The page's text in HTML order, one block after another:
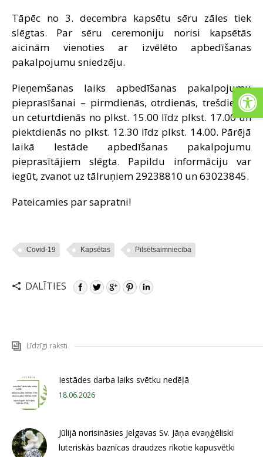
Tāpēc no 3. decembra kapsētu sēru zāles tiek
slēgtas. Par sēru ceremoniju norisi kapsētās
aicinām vienoties ar izvēlēto apbedīšanas
pakalpojumu sniedzēju.
Pieņemšanas laiks apbedīšanas pakalpojumu
pieprasīšanai – pirmdienās, otrdienās, trešdienās
un ceturtdienās no plkst. 15.00 līdz plkst. 17.00 un
piektdienās no plkst. 12.30 līdz plkst. 14.00. Pārējā
laikā Iestāde apbedīšanas pakalpojumu
pieprasītājiem slēgta. Papildu informāciju var
iegūt, zvanot uz tālruņiem 29238810 un 63023845.
Pateicamies par sapratni!
Covid-19 Kapsētas Pilsētsaimniecība
DALĪTIES
Līdzīgi raksti
Iestādes darba laiks svētku nedēļā
18.06.2026
Jūlijā norisināsies Jelgavas Sv. Jāņa evaņģēliski
luteriskās baznīcas draudzes rīkotie kapusvētki